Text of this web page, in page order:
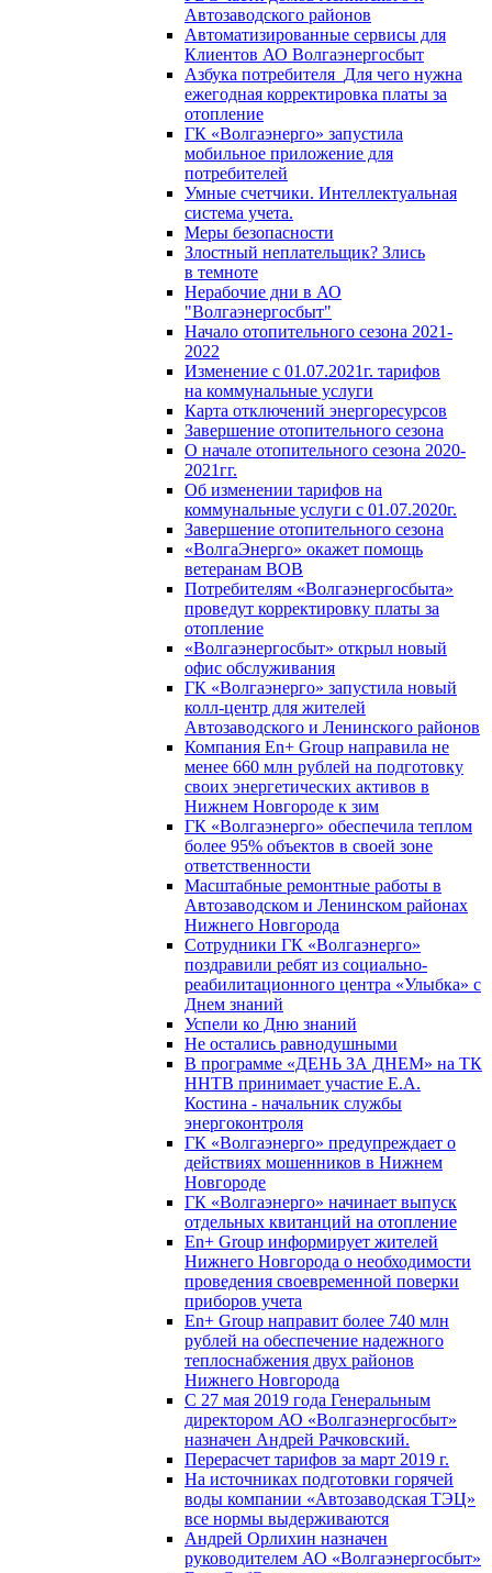
Автозаводского районов
Автоматизированные сервисы для
Клиентов АО Волгаэнергосбыт
Азбука потребителя_Для чего нужна
ежегодная корректировка платы за
отопление
ГК «Волгаэнерго» запустила
мобильное приложение для
потребителей
Умные счетчики. Интеллектуальная
система учета.
Меры безопасности
Злостный неплательщик? Злись
в темноте
Нерабочие дни в АО
"Волгаэнергосбыт"
Начало отопительного сезона 2021-
2022
Изменение с 01.07.2021г. тарифов
на коммунальные услуги
Карта отключений энергоресурсов
Завершение отопительного сезона
О начале отопительного сезона 2020-
2021гг.
Об изменении тарифов на
коммунальные услуги с 01.07.2020г.
Завершение отопительного сезона
«ВолгаЭнерго» окажет помощь
ветеранам ВОВ
Потребителям «Волгаэнергосбыта»
проведут корректировку платы за
отопление
«Волгаэнергосбыт» открыл новый
офис обслуживания
ГК «Волгаэнерго» запустила новый
колл-центр для жителей
Автозаводского и Ленинского районов
Компания En+ Group направила не
менее 660 млн рублей на подготовку
своих энергетических активов в
Нижнем Новгороде к зим
ГК «Волгаэнерго» обеспечила теплом
более 95% объектов в своей зоне
ответственности
Масштабные ремонтные работы в
Автозаводском и Ленинском районах
Нижнего Новгорода
Сотрудники ГК «Волгаэнерго»
поздравили ребят из социально-
реабилитационного центра «Улыбка» с
Днем знаний
Успели ко Дню знаний
Не остались равнодушными
В программе «ДЕНЬ ЗА ДНЕМ» на ТК
ННТВ принимает участие Е.А.
Костина - начальник службы
энергоконтроля
ГК «Волгаэнерго» предупреждает о
действиях мошенников в Нижнем
Новгороде
ГК «Волгаэнерго» начинает выпуск
отдельных квитанций на отопление
En+ Group информирует жителей
Нижнего Новгорода о необходимости
проведения своевременной поверки
приборов учета
En+ Group направит более 740 млн
рублей на обеспечение надежного
теплоснабжения двух районов
Нижнего Новгорода
С 27 мая 2019 года Генеральным
директором АО «Волгаэнергосбыт»
назначен Андрей Рачковский.
Перерасчет тарифов за март 2019 г.
На источниках подготовки горячей
воды компании «Автозаводская ТЭЦ»
все нормы выдерживаются
Андрей Орлихин назначен
руководителем АО «Волгаэнергосбыт»